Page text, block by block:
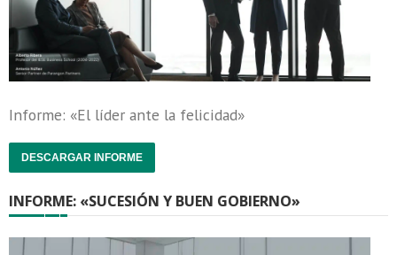
Informe: «El líder ante la felicidad»
DESCARGAR INFORME
INFORME: «SUCESIÓN Y BUEN GOBIERNO»